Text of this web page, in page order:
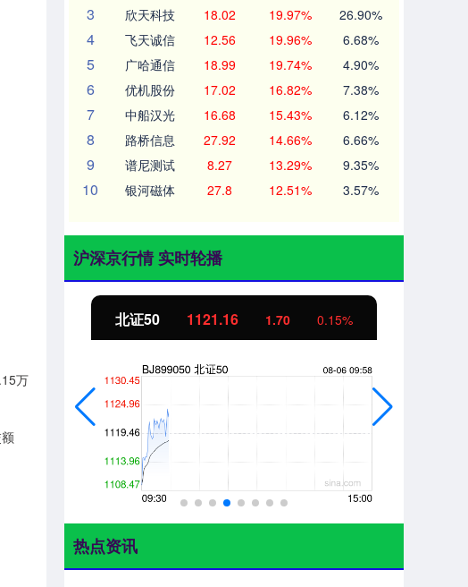
万
3 欣天科技 18.02 19.97% 26.90%
4 飞天诚信 12.56 19.96% 6.68%
5 广哈通信 18.99 19.74% 4.90%
6 优机股份 17.02 16.82% 7.38%
7 中船汉光 16.68 15.43% 6.12%
8 路桥信息 27.92 14.66% 6.66%
9 谱尼测试 8.27 13.29% 9.35%
10 银河磁体 27.8 12.51% 3.57%
沪深京行情 实时轮播
北证50 1121.16 1.70 0.15%
热点资讯